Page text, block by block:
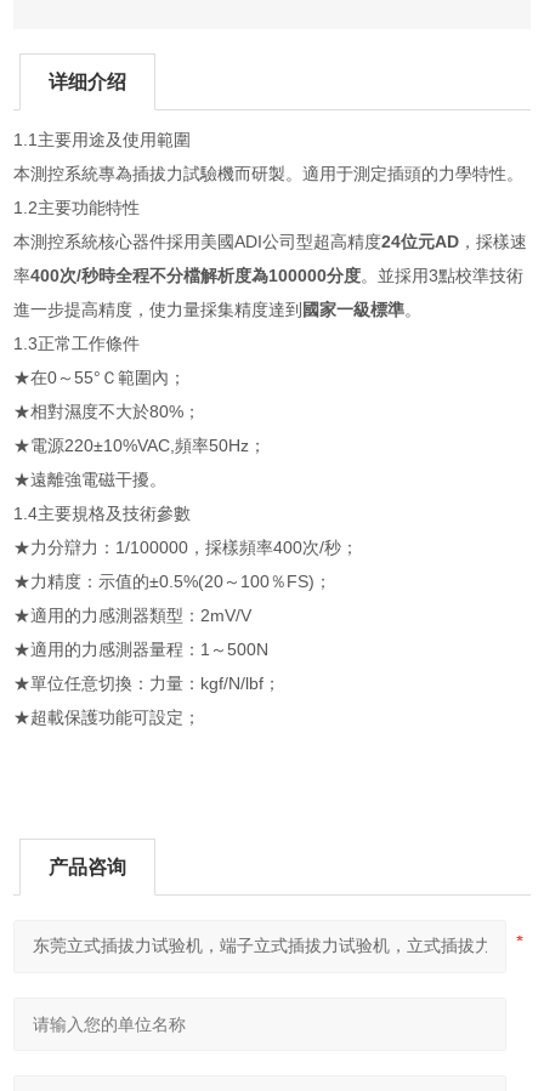
详细介绍
1.1主要用途及使用範圍
本測控系統專為插拔力試驗機而研製。適用于測定插頭的力學特性。
1.2主要功能特性
本測控系統核心器件採用美國ADI公司型超高精度24位元AD ，採樣速
率400次/秒時全程不分檔解析度為100000分度。並採用3點校準技術
進一步提高精度，使力量採集精度達到 國家一級標準。
1.3正常工作條件
★在0～55°Ｃ範圍內；
★相對濕度不大於80%；
★電源220±10%VAC,頻率50Hz；
★遠離強電磁干擾。
1.4主要規格及技術參數
★力分辯力：1/100000，採樣頻率400次/秒；
★力精度：示值的±0.5%(20～100％FS)；
★適用的力感測器類型：2mV/V
★適用的力感測器量程：1～500N
★單位任意切換：力量：kgf/N/lbf；
★超載保護功能可設定；
产品咨询